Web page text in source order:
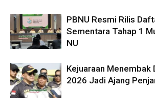
PBNU Resmi Rilis
Sementara Tahap 1
NU
Kejuaraan Menembak
2026 Jadi Ajang